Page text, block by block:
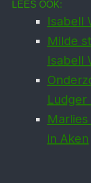
LEES OOK:
Isabell
Milde
Isabell
Ludger
in Aken